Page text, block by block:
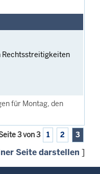
Rechtsstreitigkeiten
für Montag, den
3 von 3 1 2 3
Seite darstellen ]